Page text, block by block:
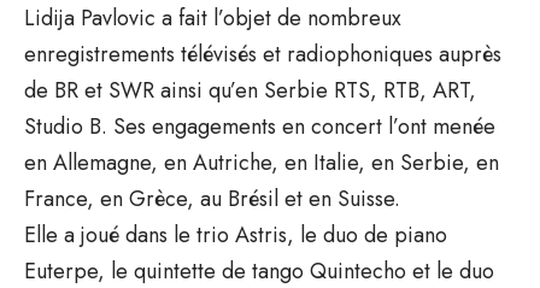
Lidija Pavlovic a fait l’objet de nombreux
enregistrements télévisés et radiophoniques auprès
de BR et SWR ainsi qu’en Serbie RTS, RTB, ART,
Studio B. Ses engagements en concert l’ont menée
en Allemagne, en Autriche, en Italie, en Serbie, en
France, en Grèce, au Brésil et en Suisse.
Elle a joué dans le trio Astris, le duo de piano
Euterpe, le quintette de tango Quintecho et le duo